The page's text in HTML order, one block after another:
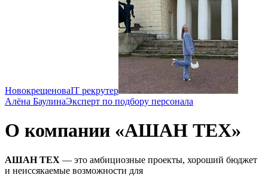
НовокрещеноваIT рекрутер
Алёна БаулинаЭксперт по подбору персонала
О компании «АШАН ТЕХ»
АШАН ТЕХ — это амбициозные проекты, хороший бюджет
и неиссякаемые возможности для